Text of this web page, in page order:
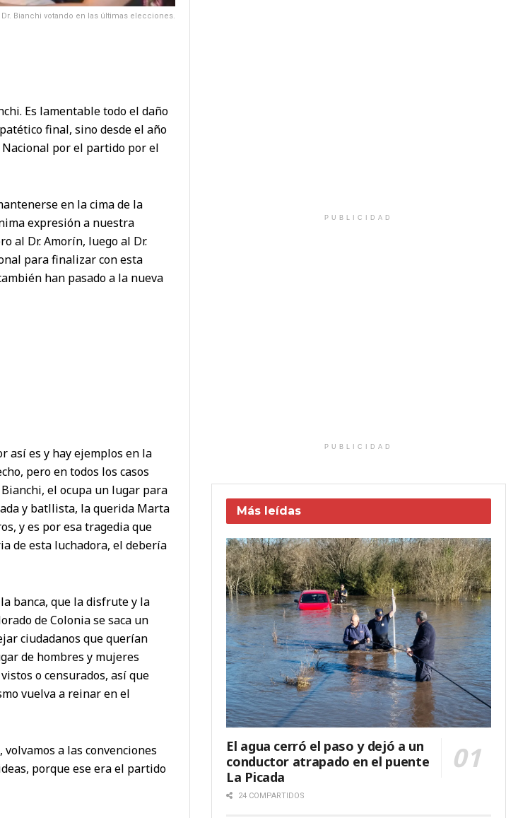
Dr. Bianchi votando en las últimas elecciones.
Es lamentable todo el daño
final, sino desde el año
por el partido por el
en la cima de la
expresión a nuestra
al Dr. Amorín, luego al Dr.
para finalizar con esta
han pasado a la nueva
así es y hay ejemplos en la
pero en todos los casos
el ocupa un lugar para
y batllista, la querida Marta
y es por esa tragedia que
de esta luchadora, el debería
banca, que la disfrute y la
de Colonia se saca un
ciudadanos que querían
de hombres y mujeres
o censurados, así que
vuelva a reinar en el
a las convenciones
porque ese era el partido
PUBLICIDAD
PUBLICIDAD
Más leídas
El agua cerró el paso y dejó a un
conductor atrapado en el puente
La Picada
24 COMPARTIDOS